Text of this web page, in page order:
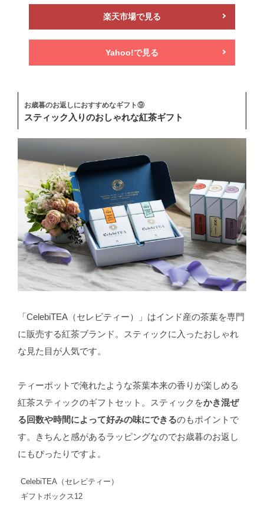
楽天市場で見る
Yahoo!で見る
お歳暮のお返しにおすすめなギフト⑨
スティック入りのおしゃれな紅茶ギフト
「CelebiTEA（セレビティー）」はインド産の茶葉を専門
に販売する紅茶ブランド。スティックに入ったおしゃれ
な見た目が人気です。
ティーポットで淹れたような茶葉本来の香りが楽しめる
紅茶スティックのギフトセット。スティックをかき混ぜ
る回数や時間によって好みの味にできるのもポイントで
す。きちんと感があるラッピングなのでお歳暮のお返し
にもぴったりですよ。
CelebiTEA（セレビティー）
ギフトボックス12